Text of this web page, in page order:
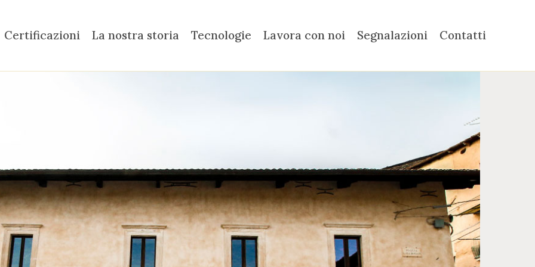
Certificazioni La nostra storia Tecnologie Lavora con noi Segnalazioni Contatti